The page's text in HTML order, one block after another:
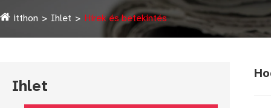
itthon Ihlet Hírek és betekintés
Ihlet